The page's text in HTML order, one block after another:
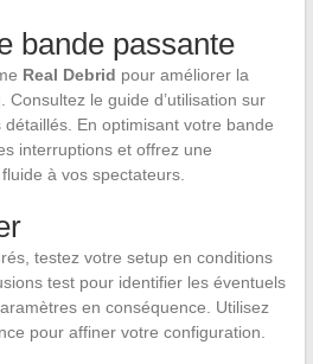
bande passante
Real Debrid pour améliorer la
le guide d’utilisation sur
En optimisant votre bande
interruptions et offrez une
à vos spectateurs.
testez votre setup en conditions
test pour identifier les éventuels
en conséquence. Utilisez
pour affiner votre configuration.